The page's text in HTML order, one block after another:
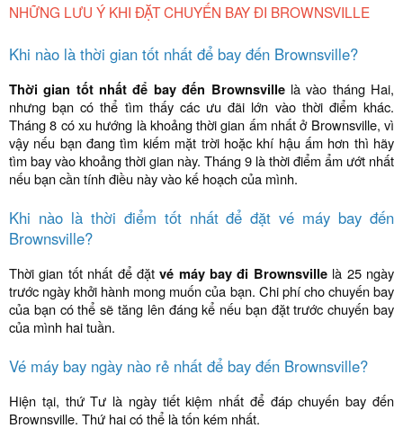
NHỮNG LƯU Ý KHI ĐẶT CHUYẾN BAY ĐI BROWNSVILLE
Khi nào là thời gian tốt nhất để bay đến Brownsville?
Thời gian tốt nhất để bay đến Brownsvillelà vào tháng Hai,
nhưng bạn có thể tìm thấy các ưu đãi lớn vào thời điểm khác.
Tháng 8 có xu hướng là khoảng thời gian ấm nhất ở Brownsville, vì
vậy nếu bạn đang tìm kiếm mặt trời hoặc khí hậu ấm hơn thì hãy
tìm bay vào khoảng thời gian này. Tháng 9 là thời điểm ẩm ướt nhất
nếu bạn cần tính điều này vào kế hoạch của mình.
Khi nào là thời điểm tốt nhất để đặt vé máy bay đến
Brownsville?
Thời gian tốt nhất để đặtvé máy bay đi Brownsvillelà 25 ngày
trước ngày khởi hành mong muốn của bạn. Chi phí cho chuyến bay
của bạn có thể sẽ tăng lên đáng kể nếu bạn đặt trước chuyến bay
của mình hai tuần.
Vé máy bay ngày nào rẻ nhất để bay đến Brownsville?
Hiện tại, thứ Tư là ngày tiết kiệm nhất để đáp chuyến bay đến
Brownsville. Thứ hai có thể là tốn kém nhất.